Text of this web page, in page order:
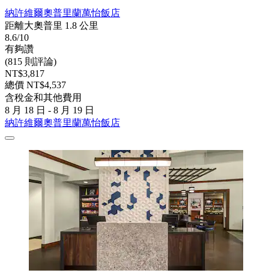
納許維爾奧普里蘭萬怡飯店
距離大奧普里 1.8 公里
8.6/10
有夠讚
(815 則評論)
NT$3,817
總價 NT$4,537
含稅金和其他費用
8 月 18 日 - 8 月 19 日
納許維爾奧普里蘭萬怡飯店